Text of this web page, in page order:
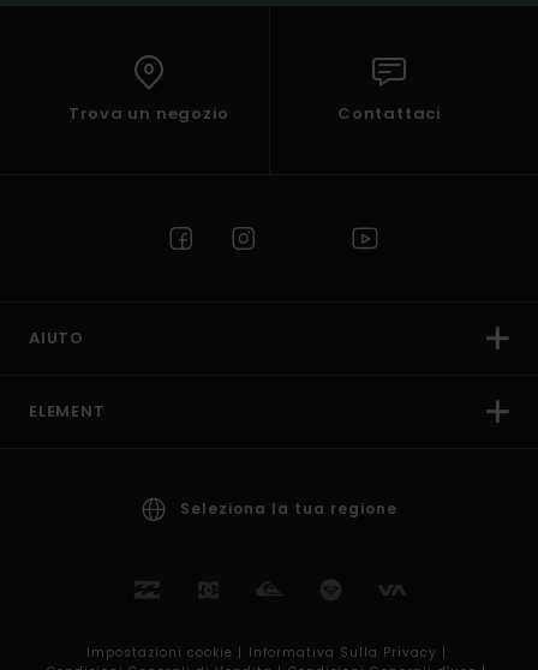
Trova un negozio Contattaci
AIUTO
ELEMENT
Seleziona la tua regione
Impostazioni cookie | Informativa Sulla Privacy |